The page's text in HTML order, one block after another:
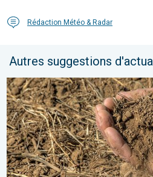
Rédaction Météo & Radar
Autres suggestions
La chaleur assèche les sols plus